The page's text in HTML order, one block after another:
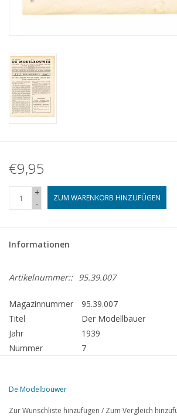
€9,95
+
-
ZUM WARENKORB HINZUFÜGEN
Informationen
Artikelnummer:: 95.39.007
Magazinnummer
95.39.007
Titel
Der Modellbauer
Jahr
1939
Nummer
7
De Modelbouwer
Zur Wunschliste hinzufügen / Zum Vergleich